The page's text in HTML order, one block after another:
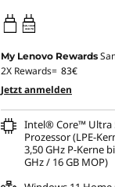
65W-100W
USB PD
My Lenovo Rewards
2X Rewards= 83€
Jetzt anmelden
Intel® Core™ Ultra
Prozessor (LPE-
3,50 GHz P-Kerne
GHz / 16 GB MOP)